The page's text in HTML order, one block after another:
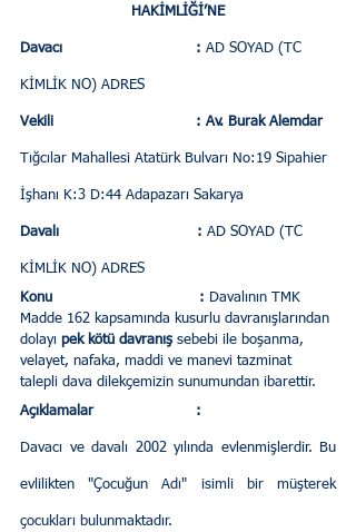
HAKİMLİĞİ’NE
Davacı                              : AD SOYAD (TC
KİMLİK NO) ADRES
Vekili                                : Av. Burak Alemdar
Tığcılar Mahallesi Atatürk Bulvarı No:19 Sipahier
İşhanı K:3 D:44 Adapazarı Sakarya
Davalı                               : AD SOYAD (TC
KİMLİK NO) ADRES
Konu                                 : Davalının TMK
Madde 162 kapsamında kusurlu davranışlarından
dolayı pek kötü davranış sebebi ile boşanma,
velayet, nafaka, maddi ve manevi tazminat
talepli dava dilekçemizin sunumundan ibarettir.
Açıklamalar                       :
Davacı ve davalı 2002 yılında evlenmişlerdir. Bu
evlilikten "Çocuğun Adı" isimli bir müşterek
çocukları bulunmaktadır.